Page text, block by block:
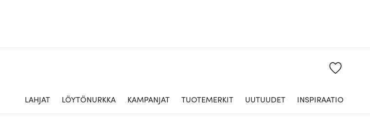
LAHJAT LÖYTÖNURKKA KAMPANJAT TUOTEMERKIT UUTUUDET INSPIRAATIO